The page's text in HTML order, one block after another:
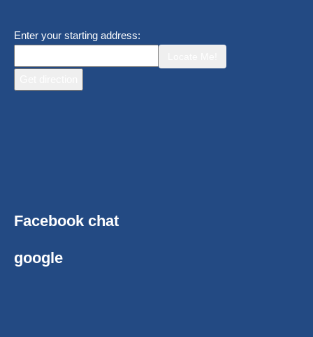
Enter your starting address:
Facebook chat
google